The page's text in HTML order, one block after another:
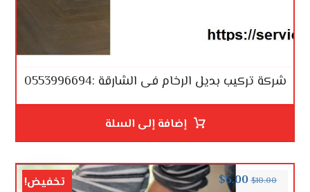
شركة تركيب بديل الرخام فى الشارقة :0553996694
إضافة إلى السلة
$10.00
$5.00 تخفيض!